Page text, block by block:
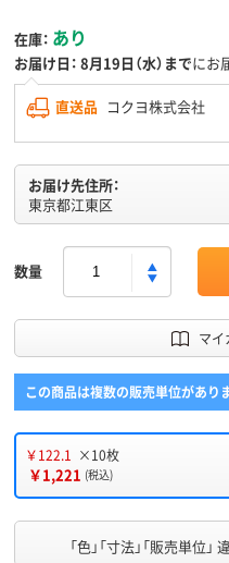
在庫： あり
お届け日： 8月19日（水）までにお
直送品 コクヨ株式会社
お届け先住所：
東京都江東区
数量
マイ
この商品は複数の販売単位があり
￥122.1 ×10枚
￥1,221 (税込)
「色」「寸法」「販売単位」